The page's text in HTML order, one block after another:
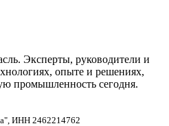
Эксперты, руководители и
опыте и решениях,
промышленность сегодня.
ИНН 2462214762